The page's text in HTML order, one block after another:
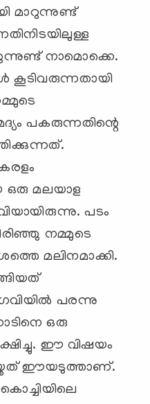
മാറുന്നുണ്ട്
നാമൊക്കെ.
കൂടിവരുന്നതായി
പകരുന്നതിന്റെ
ഒരു മലയാള
പടം
നമ്മുടെ
മലിനമാക്കി.
ഗവിയില്‍ പരന്നു
ഒരു
ഈ വിഷയം
ഈയടുത്താണ്.